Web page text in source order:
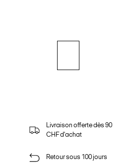
Livraison offerte dès 90
CHF d'achat
Retour sous 100 jours